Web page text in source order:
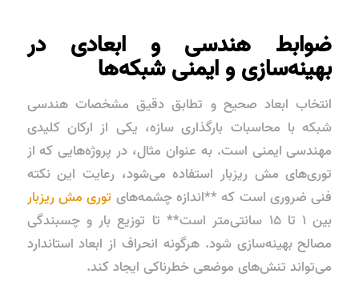
ضوابط هندسی و ابعادی در
بهینه‌سازی و ایمنی شبکه‌ها
انتخاب ابعاد صحیح و تطابق دقیق مشخصات هندسی
شبکه با محاسبات بارگذاری سازه، یکی از ارکان کلیدی
مهندسی ایمنی است. به عنوان مثال، در پروژه‌هایی که از
توری‌های مش ریزبار استفاده می‌شود، رعایت این نکته
فنی ضروری است که **اندازه چشمه‌های توری مش ریزبار
بین ۱ تا ۱۵ سانتی‌متر است** تا توزیع بار و چسبندگی
مصالح بهینه‌سازی شود. هرگونه انحراف از ابعاد استاندارد
می‌تواند تنش‌های موضعی خطرناکی ایجاد کند.